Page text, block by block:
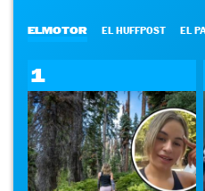
ELMOTOR EL HUFFPOST EL
1